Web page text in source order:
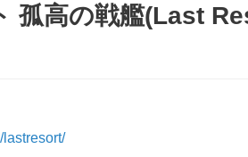
孤高の戦艦(Last
lastresort/